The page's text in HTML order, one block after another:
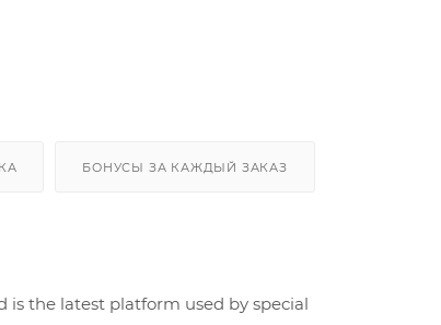
БОНУСЫ ЗА КАЖДЫЙ ЗАКАЗ
is the latest platform used by special